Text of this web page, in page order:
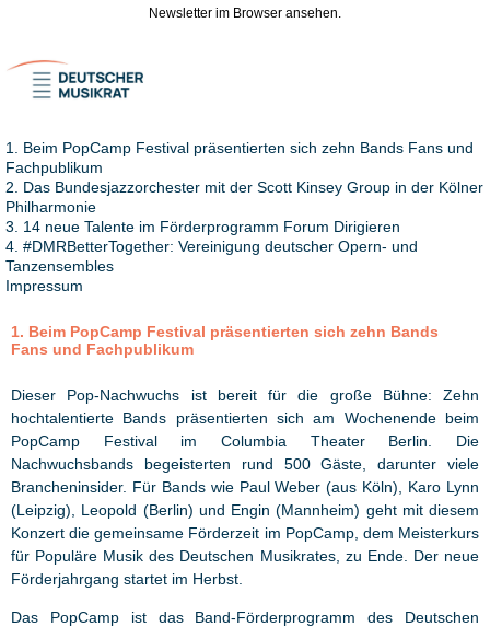
Newsletter im Browser ansehen.
1. Beim PopCamp Festival präsentierten sich zehn Bands Fans und
Fachpublikum
2. Das Bundesjazzorchester mit der Scott Kinsey Group in der Kölner
Philharmonie
3. 14 neue Talente im Förderprogramm Forum Dirigieren
4. #DMRBetterTogether: Vereinigung deutscher Opern- und
Tanzensembles
Impressum
1. Beim PopCamp Festival präsentierten sich zehn Bands
Fans und Fachpublikum
Dieser Pop-Nachwuchs ist bereit für die große Bühne: Zehn
hochtalentierte Bands präsentierten sich am Wochenende beim
PopCamp Festival im Columbia Theater Berlin. Die
Nachwuchsbands begeisterten rund 500 Gäste, darunter viele
Brancheninsider. Für Bands wie Paul Weber (aus Köln), Karo Lynn
(Leipzig), Leopold (Berlin) und Engin (Mannheim) geht mit diesem
Konzert die gemeinsame Förderzeit im PopCamp, dem Meisterkurs
für Populäre Musik des Deutschen Musikrates, zu Ende. Der neue
Förderjahrgang startet im Herbst.
Das PopCamp ist das Band-Förderprogramm des Deutschen